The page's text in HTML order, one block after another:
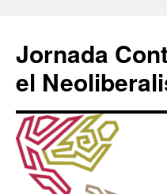
contenido
Jornada
el